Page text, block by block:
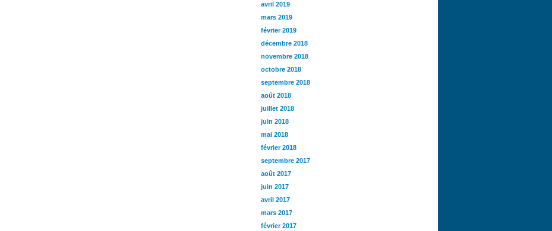
avril 2019
mars 2019
février 2019
décembre 2018
novembre 2018
octobre 2018
septembre 2018
août 2018
juillet 2018
juin 2018
mai 2018
février 2018
septembre 2017
août 2017
juin 2017
avril 2017
mars 2017
février 2017